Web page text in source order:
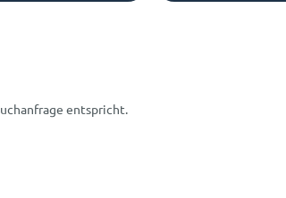
entspricht.